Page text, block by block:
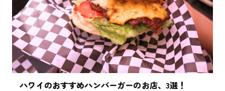
ハワイのおすすめハンバーガーのお店、3選！